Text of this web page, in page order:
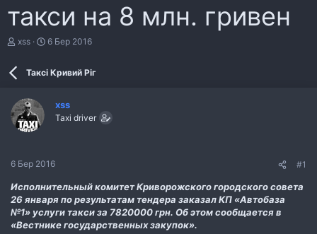
такси на 8 млн. гривен
А
т
е
м
и
xss
Д
а
н
6 Бер 2016
Таксі Кривий Ріг
xss
Taxi driver
6 Бер 2016 #1
Исполнительный комитет Криворожского городского совета
26 января по результатам тендера заказал КП «Автобаза
№1» услуги такси за 7820000 грн. Об этом сообщается в
«Вестнике государственных закупок».